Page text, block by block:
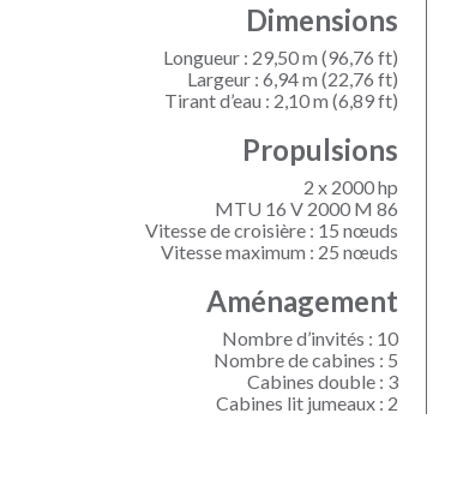
Dimensions
Longueur : 29,50 m (96,76 ft)
Largeur : 6,94 m (22,76 ft)
Tirant d’eau : 2,10 m (6,89 ft)
Propulsions
2 x 2000 hp
MTU 16 V 2000 M 86
Vitesse de croisière : 15 nœuds
Vitesse maximum : 25 nœuds
Aménagement
Nombre d’invités : 10
Nombre de cabines : 5
Cabines double : 3
Cabines lit jumeaux : 2